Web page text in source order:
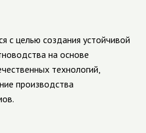
с целью создания устойчивой
на основе
технологий,
производства